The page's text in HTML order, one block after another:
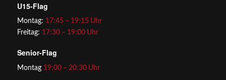
U15-Flag
Montag: 17:45 – 19:15 Uhr
Freitag: 17:30 – 19:00 Uhr
Senior-Flag
Montag 19:00 – 20:30 Uhr